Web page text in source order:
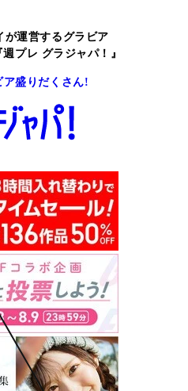
が運営するグラビア
プレ グラジャパ！』
ア盛りだくさん!